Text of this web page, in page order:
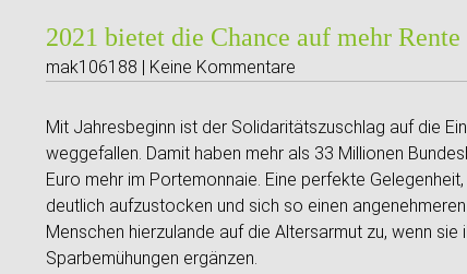
2021 bietet die Chance auf mehr
mak106188 | Keine Kommentare
Mit Jahresbeginn ist der Solidaritätszuschlag auf die
weggefallen. Damit haben mehr als 33 Millionen
Euro mehr im Portemonnaie. Eine perfekte
deutlich aufzustocken und sich so einen
Menschen hierzulande auf die Altersarmut zu, wenn
Sparbemühungen ergänzen.